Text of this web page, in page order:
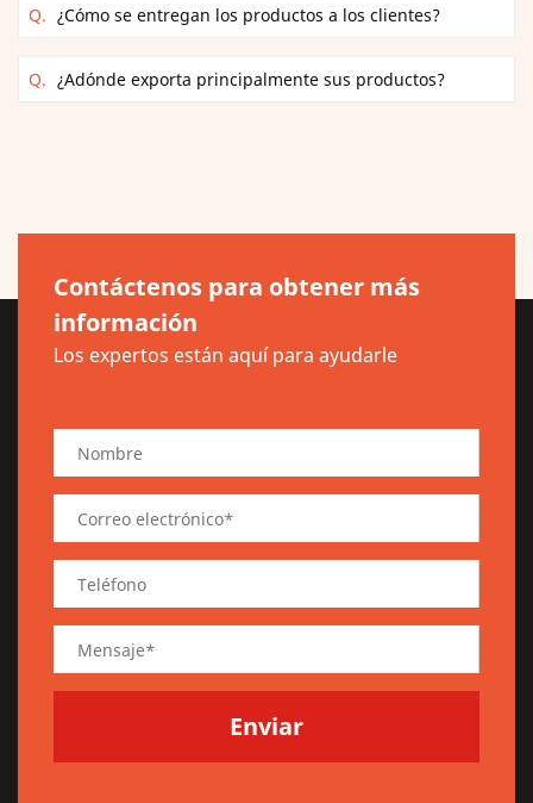
Q. ¿Cómo se entregan los productos a los clientes?
Q. ¿Adónde exporta principalmente sus productos?
Contáctenos para obtener más
información
Los expertos están aquí para ayudarle